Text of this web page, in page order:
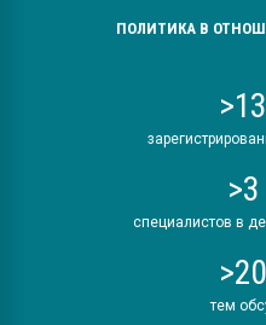
ПОЛИТИКА В
специалистов в
тем